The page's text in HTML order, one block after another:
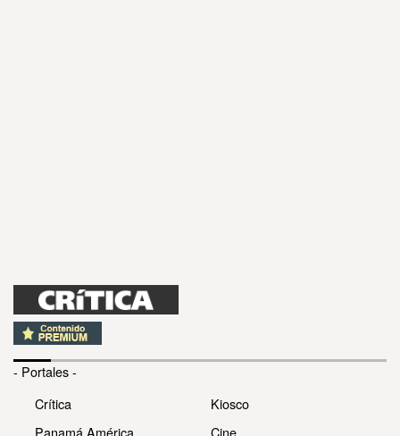
- Portales -
Crítica
Panamá América
Kiosco
Cine